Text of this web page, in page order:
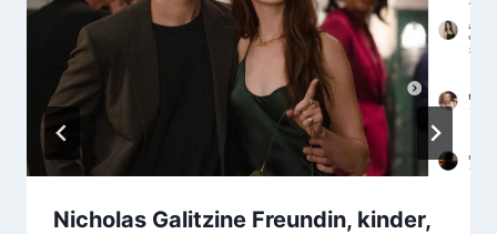
Nicholas Galitzine Freundin, kinder,